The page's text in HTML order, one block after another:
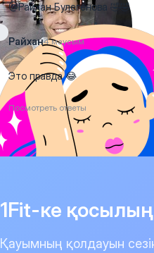
@Райхан Булегенова 🤣🤣
Райхан4 маусым
Это правда 😂
Посмотреть ответы
1Fit-ке
Қауымның қолдауын